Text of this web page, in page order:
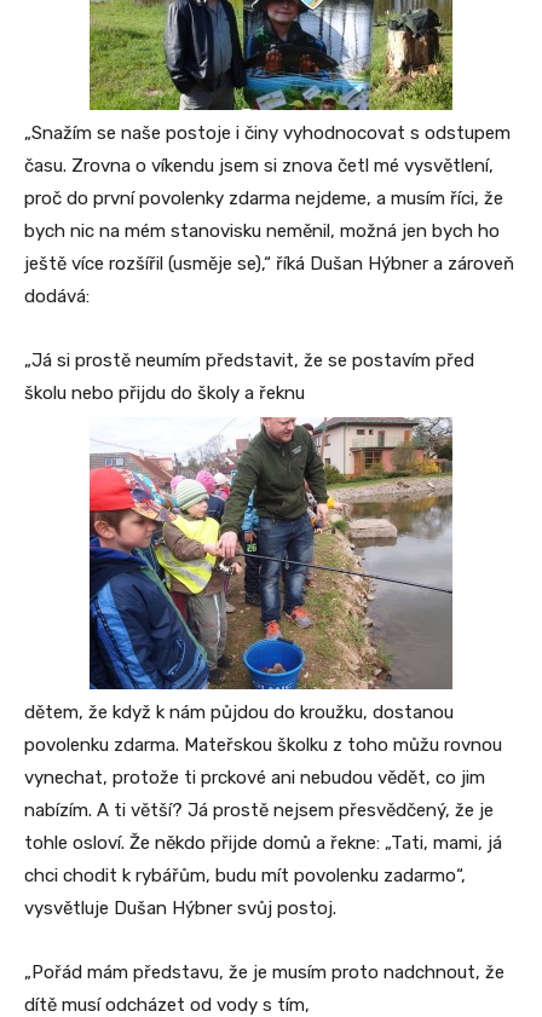
„Snažím se naše postoje i činy vyhodnocovat s odstupem
času. Zrovna o víkendu jsem si znova četl mé vysvětlení,
proč do první povolenky zdarma nejdeme, a musím říci, že
bych nic na mém stanovisku neměnil, možná jen bych ho
ještě více rozšířil (usměje se),“ říká Dušan Hýbner a zároveň
dodává:
„Já si prostě neumím představit, že se postavím před
školu nebo přijdu do školy a řeknu
dětem, že když k nám půjdou do kroužku, dostanou
povolenku zdarma. Mateřskou školku z toho můžu rovnou
vynechat, protože ti prckové ani nebudou vědět, co jim
nabízím. A ti větší? Já prostě nejsem přesvědčený, že je
tohle osloví. Že někdo přijde domů a řekne: „Tati, mami, já
chci chodit k rybářům, budu mít povolenku zadarmo“,
vysvětluje Dušan Hýbner svůj postoj.
„Pořád mám představu, že je musím proto nadchnout, že
dítě musí odcházet od vody s tím,